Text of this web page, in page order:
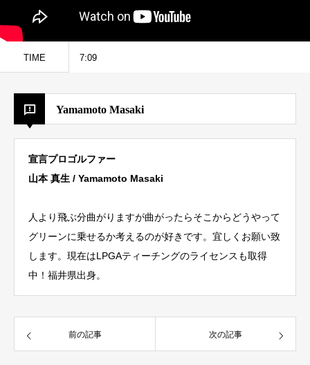
TIME 7:09
Yamamoto Masaki
宣言プロゴルファー
山本 真生 / Yamamoto Masaki
人より飛ぶ分曲がりますが曲がったらそこからどうやって
グリーンに乗せるか考えるのが好きです。宜しくお願い致
します。現在はLPGAティーチングのライセンスも取得
中！福井県出身。
前の記事 次の記事